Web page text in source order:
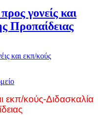
γονείς και
Προπαίδειας
και εκπ/κούς
εκπ/κούς-Διδασκαλία